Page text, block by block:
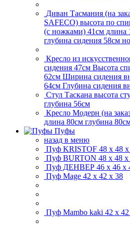
Диван Тасмания (на
SAFECO) высота по
(с ножками) 41см длина
глубина сидения 58см
Кресло из
сидения 47см Высота
62см Ширина сидения
64см Глубина сидения
Стул Таскана высота
глубина 56см
Кресло Модерн (на
длина 80см глубина
Пуфы
назад в меню
Пуф KRISTOF 48 x 48
Пуф BURTON 48 x 48 х
Пуф ДЕНВЕР 46 x 46 х
Пуф Mage 42 x 42 х 38
Пуф Mambo kaki 42 x